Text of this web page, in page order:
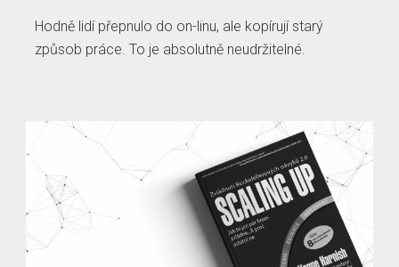
Hodně lidí přepnulo do on-linu, ale kopírují starý
způsob práce. To je absolutně neudržitelné.